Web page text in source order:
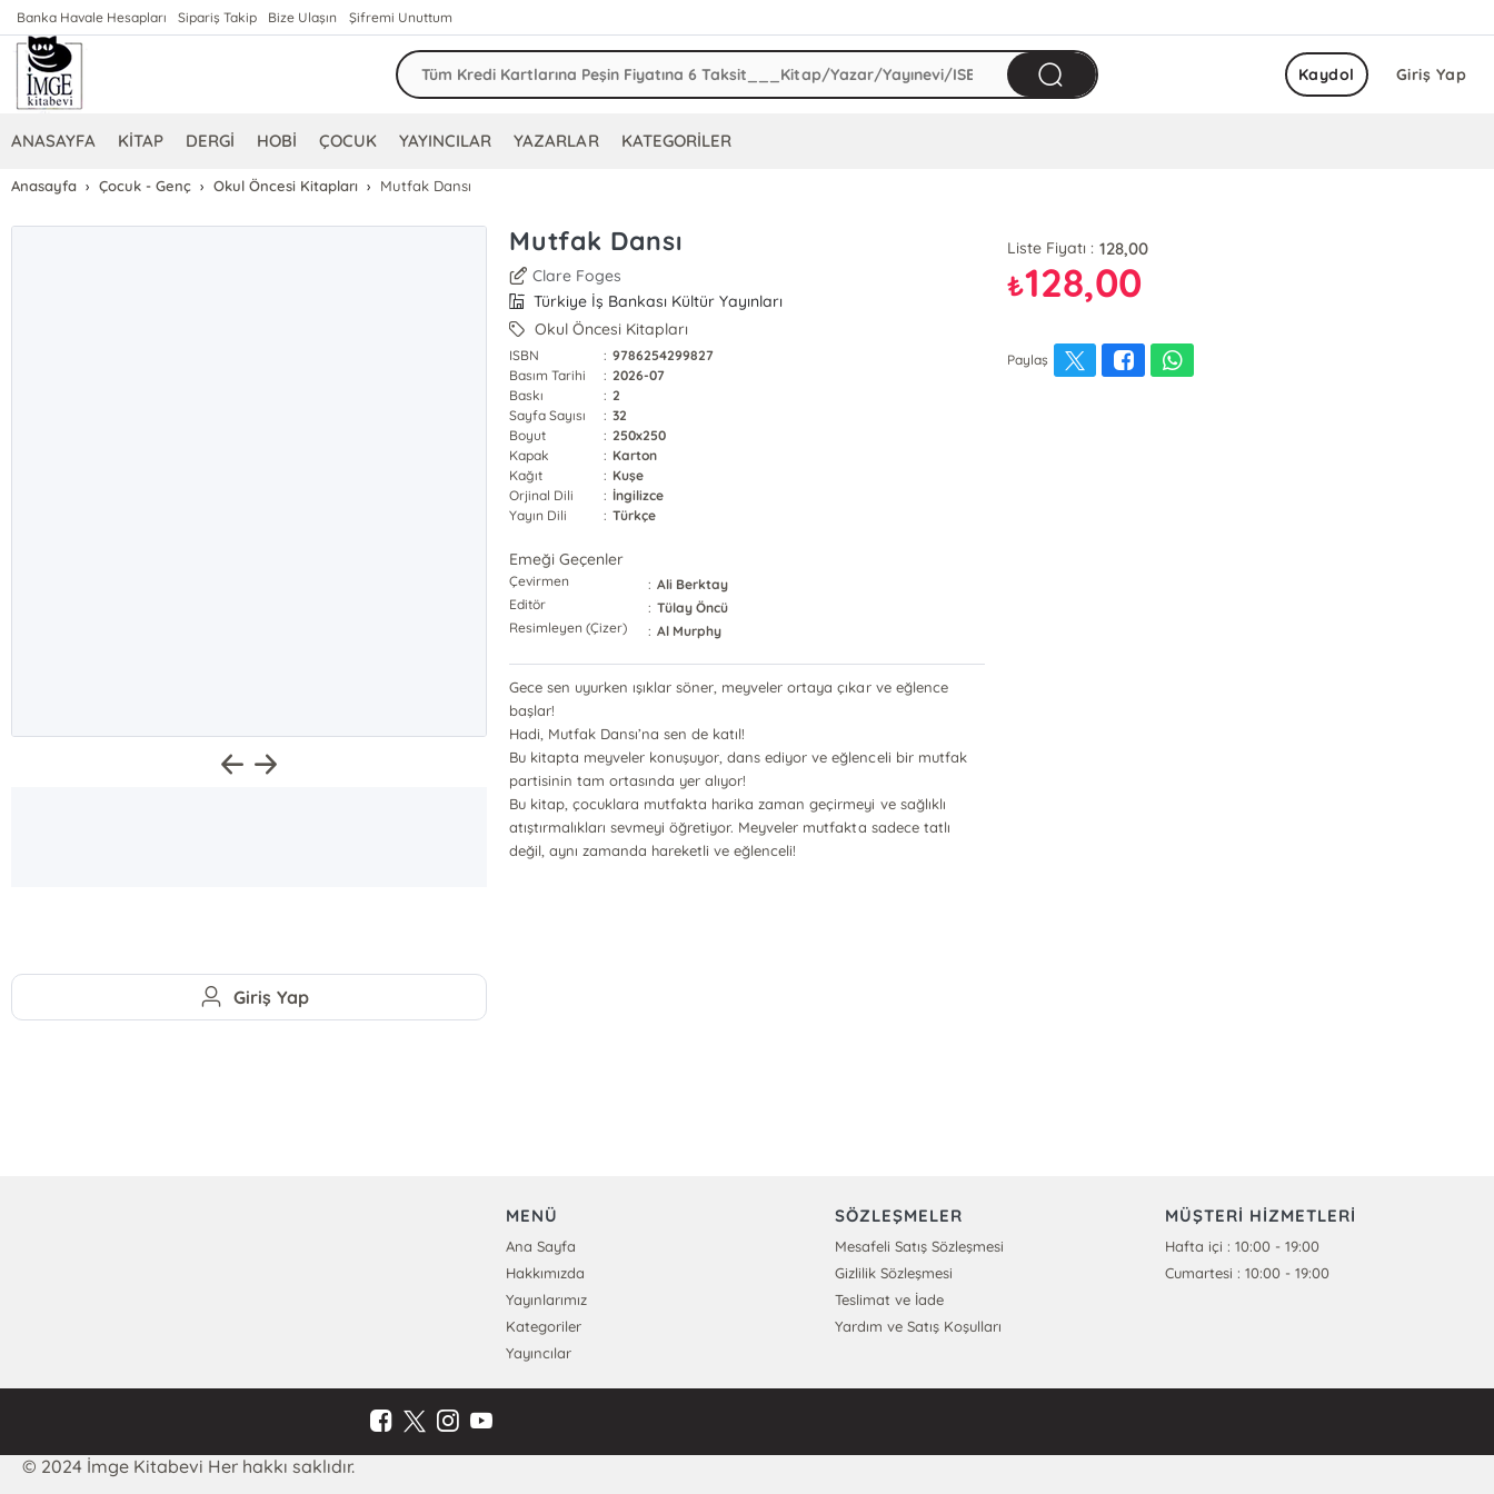
Banka Havale Hesapları Sipariş Takip Bize Ulaşın Şifremi Unuttum
Giriş Yap
Kaydol
ANASAYFA KİTAP DERGİ HOBİ ÇOCUK YAYINCILAR YAZARLAR KATEGORİLER
Anasayfa Çocuk - Genç Okul Öncesi Kitapları Mutfak Dansı
Mutfak Dansı
Clare Foges
Türkiye İş Bankası Kültür Yayınları
Okul Öncesi Kitapları
ISBN : 9786254299827
Basım Tarihi
: 2026-07
Baskı
: 2
Sayfa Sayısı
: 32
Boyut
: 250x250
Kapak
: Karton
Kağıt
: Kuşe
Orjinal Dili
: İngilizce
Yayın Dili
: Türkçe
Emeği Geçenler
Çevirmen : Ali Berktay
Editör
: Tülay Öncü
Resimleyen (Çizer)
: Al Murphy
Gece sen uyurken ışıklar söner, meyveler ortaya çıkar ve eğlence
başlar!
Hadi, Mutfak Dansı’na sen de katıl!
Bu kitapta meyveler konuşuyor, dans ediyor ve eğlenceli bir mutfak
partisinin tam ortasında yer alıyor!
Bu kitap, çocuklara mutfakta harika zaman geçirmeyi ve sağlıklı
atıştırmalıkları sevmeyi öğretiyor. Meyveler mutfakta sadece tatlı
değil, aynı zamanda hareketli ve eğlenceli!
Liste Fiyatı : 128,00
₺128,00
Paylaş
Giriş Yap
MENÜ
Ana Sayfa
Hakkımızda
Yayınlarımız
Kategoriler
Yayıncılar
SÖZLEŞMELER
Mesafeli Satış Sözleşmesi
Gizlilik Sözleşmesi
Teslimat ve İade
Yardım ve Satış Koşulları
MÜŞTERİ HİZMETLERİ
Hafta içi : 10:00 - 19:00
Cumartesi : 10:00 - 19:00
© 2024 İmge Kitabevi Her hakkı saklıdır.